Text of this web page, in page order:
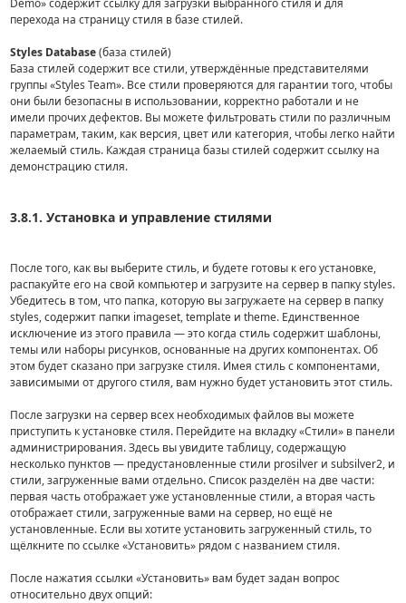
перехода на страницу стиля в базе стилей.
Styles Database(база стилей)
База стилей содержит все стили, утверждённые представителями
группы «Styles Team». Все стили проверяются для гарантии того, чтобы
они были безопасны в использовании, корректно работали и не
имели прочих дефектов. Вы можете фильтровать стили по различным
параметрам, таким, как версия, цвет или категория, чтобы легко найти
желаемый стиль. Каждая страница базы стилей содержит ссылку на
демонстрацию стиля.
3.8.1. Установка и управление стилями
После того, как вы выберите стиль, и будете готовы к его установке,
распакуйте его на свой компьютер и загрузите на сервер в папку styles.
Убедитесь в том, что папка, которую вы загружаете на сервер в папку
styles, содержит папки imageset, template и theme. Единственное
исключение из этого правила — это когда стиль содержит шаблоны,
темы или наборы рисунков, основанные на других компонентах. Об
этом будет сказано при загрузке стиля. Имея стиль с компонентами,
зависимыми от другого стиля, вам нужно будет установить этот стиль.
После загрузки на сервер всех необходимых файлов вы можете
приступить к установке стиля. Перейдите на вкладку «Стили» в панели
администрирования. Здесь вы увидите таблицу, содержащую
несколько пунктов — предустановленные стили prosilver и subsilver2, и
стили, загруженные вами отдельно. Список разделён на две части:
первая часть отображает уже установленные стили, а вторая часть
отображает стили, загруженные вами на сервер, но ещё не
установленные. Если вы хотите установить загруженный стиль, то
щёлкните по ссылке «Установить» рядом с названием стиля.
После нажатия ссылки «Установить» вам будет задан вопрос
относительно двух опций: